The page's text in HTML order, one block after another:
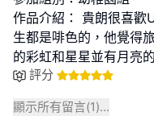
作品介紹： 貴朗很喜歡
生都是啡色的，他覺得
的彩虹和星星並有月亮
評分
顯示所有留言(1)...